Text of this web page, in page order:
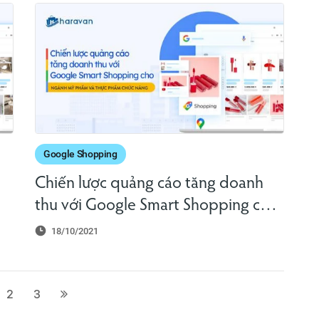
Google Shopping
Chiến lược quảng cáo tăng doanh
thu với Google Smart Shopping cho
ngành Mỹ phẩm và Thực phẩm chức
18/10/2021
2 3